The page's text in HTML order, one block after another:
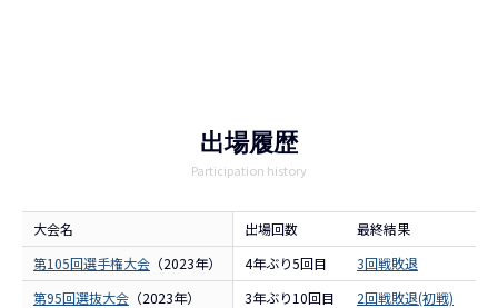
出場履歴
Participation history
大会名 出場回数 最終結果
第105回選手権大会 （2023年） 4年ぶり5回目 3回戦敗退
第95回選抜大会 （2023年） 3年ぶり10回目 2回戦敗退(初戦)